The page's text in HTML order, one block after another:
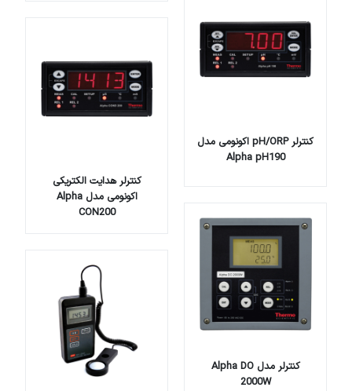
کنترلر pH/ORP اکونومی مدل
Alpha pH190
کنترلر هدایت الکتریکی
اکونومی مدل Alpha
CON200
کنترلر مدل Alpha DO
2000W